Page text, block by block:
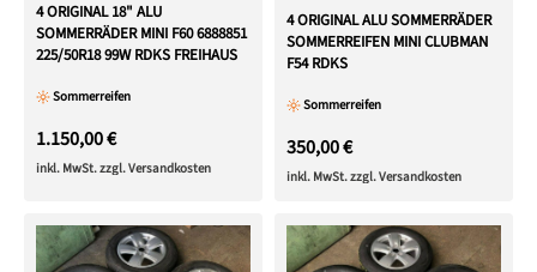
4 ORIGINAL 18" ALU
SOMMERRÄDER MINI F60 6888851
225/50R18 99W RDKS FREIHAUS
Sommerreifen
1.150,00 €
inkl. MwSt. zzgl. Versandkosten
4 ORIGINAL ALU SOMMERRÄDER
SOMMERREIFEN MINI CLUBMAN
F54 RDKS
Sommerreifen
350,00 €
inkl. MwSt. zzgl. Versandkosten